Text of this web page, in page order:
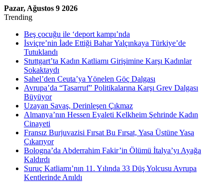
Pazar, Ağustos 9 2026
Trending
Beş çocuğu ile ‘deport kampı’nda
İsviçre’nin İade Ettiği Bahar Yalçınkaya Türkiye’de
Tutuklandı
Stuttgart’ta Kadın Katliamı Girişimine Karşı Kadınlar
Sokaktaydı
Sahel’den Ceuta’ya Yönelen Göç Dalgası
Avrupa’da “Tasarruf” Politikalarına Karşı Grev Dalgası
Büyüyor
Uzayan Savaş, Derinleşen Çıkmaz
Almanya’nın Hessen Eyaleti Kelkheim Şehrinde Kadın
Cinayeti
Fransız Burjuvazisi Fırsat Bu Fırsat, Yasa Üstüne Yasa
Çıkarıyor
Bologna’da Abderrahim Fakir’in Ölümü İtalya’yı Ayağa
Kaldırdı
Suruç Katliamı’nın 11. Yılında 33 Düş Yolcusu Avrupa
Kentlerinde Anıldı